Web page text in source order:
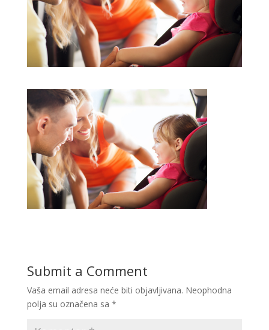
Submit a Comment
Vaša email adresa neće biti objavljivana. Neophodna
polja su označena sa *